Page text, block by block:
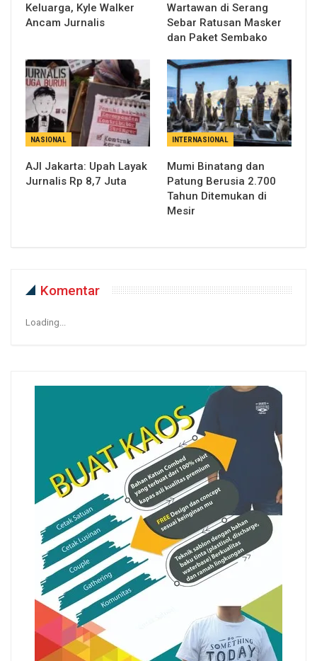
Keluarga, Kyle Walker
Ancam Jurnalis
Wartawan di Serang
Sebar Ratusan Masker
dan Paket Sembako
NASIONAL
AJI Jakarta: Upah Layak
Jurnalis Rp 8,7 Juta
INTERNASIONAL
Mumi Binatang dan
Patung Berusia 2.700
Tahun Ditemukan di
Mesir
Komentar
Loading...